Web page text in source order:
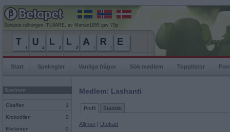
Senaste rullningen, TUllARE, av Marran1955 gav 70p
Start Spelregler Vanliga frågor Sök medlem Topplistor
Spelrum
Giraffen 1
Krokodilen 0
Elefanten
0
Medlem: Lashanti
Profil Statistik
Allmän | Utökad